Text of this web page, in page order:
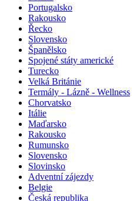
Portugalsko
Rakousko
Řecko
Slovensko
Španělsko
Spojené státy americké
Turecko
Velká Británie
Termály - Lázně - Wellness
Chorvatsko
Itálie
Maďarsko
Rakousko
Rumunsko
Slovensko
Slovinsko
Adventní zájezdy
Belgie
Česká republika